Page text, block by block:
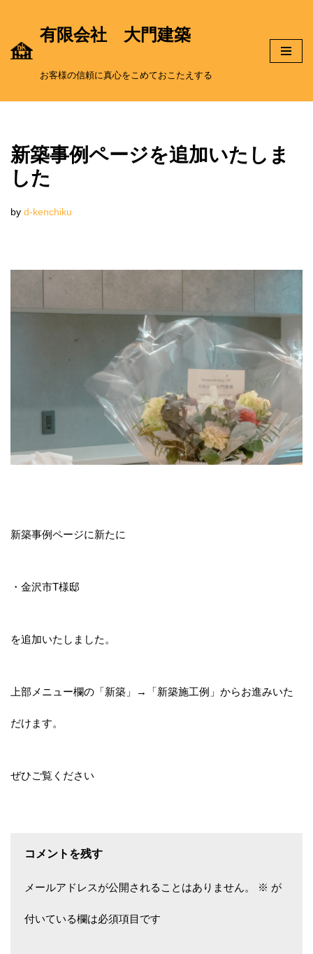
コ
ツ
有限会社 大門建築
お客様の信頼に真心をこめておこたえする
新築事例ページを追加いたしま
した
by d-kenchiku
新築事例ページに新たに
・金沢市T様邸
を追加いたしました。
上部メニュー欄の「新築」→「新築施工例」からお進みいた
だけます。
ぜひご覧ください
コメントを残す
メールアドレスが公開されることはありません。 ※ が
付いている欄は必須項目です